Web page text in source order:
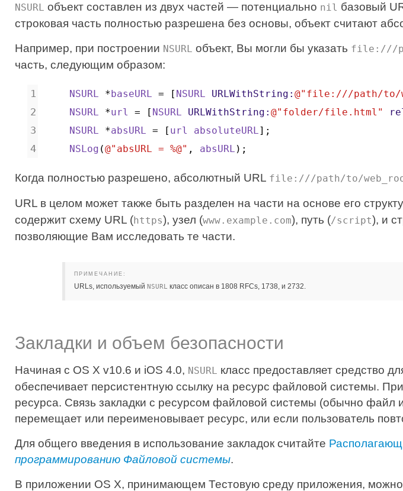
NSURL объект составлен из двух частей — потенциально nil базовый
строковая часть полностью разрешена без основы, объект считают
Например, при построении NSURL объект, Вы могли бы указать file:///
часть, следующим образом:
NSURL *baseURL = [ NSURL URLWithString: @"file:///path/to/
NSURL
*url = [ NSURL URLWithString: @"folder/file.html"
NSURL
*absURL = [ url absoluteURL];
NSLog (@"absURL = %@" , absURL );
Когда полностью разрешено, абсолютный URL file:///path/to/
URL в целом может также быть разделен на части на основе его
содержит схему URL (https), узел (www.example.com), путь (/script), и
позволяющие Вам исследовать те части.
ПРИМЕЧАНИЕ:
URLs, используемый NSURL класс описан в 1808 RFCs, 1738, и 2732.
Закладки и объем безопасности
Начиная с OS X v10.6 и iOS 4.0, NSURL класс предоставляет средство
обеспечивает персистентную ссылку на ресурс файловой системы.
ресурса. Связь закладки с ресурсом файловой системы (обычно файл
перемещает или переименовывает ресурс, или если пользователь
Для общего введения в использование закладок считайте
программированию Файловой системы.
В приложении OS X, принимающем Тестовую среду приложения, можно